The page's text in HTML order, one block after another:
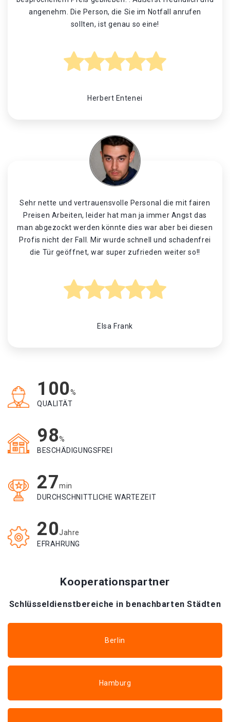
angenehm. Die Person, die Sie im Notfall anrufen
sollten, ist genau so eine!
Herbert Entenei
Sehr nette und vertrauensvolle Personal die mit fairen
Preisen Arbeiten, leider hat man ja immer Angst das
man abgezockt werden könnte dies war aber bei diesen
Profis nicht der Fall. Mir wurde schnell und schadenfrei
die Tür geöffnet, war super zufrieden weiter so!!
Elsa Frank
100%
QUALITÄT
98%
BESCHÄDIGUNGSFREI
27min
DURCHSCHNITTLICHE WARTEZEIT
20Jahre
EFRAHRUNG
Kooperationspartner
Schlüsseldienstbereiche in benachbarten Städten
Berlin
Hamburg